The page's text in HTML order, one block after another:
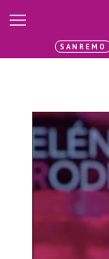
SANREMO